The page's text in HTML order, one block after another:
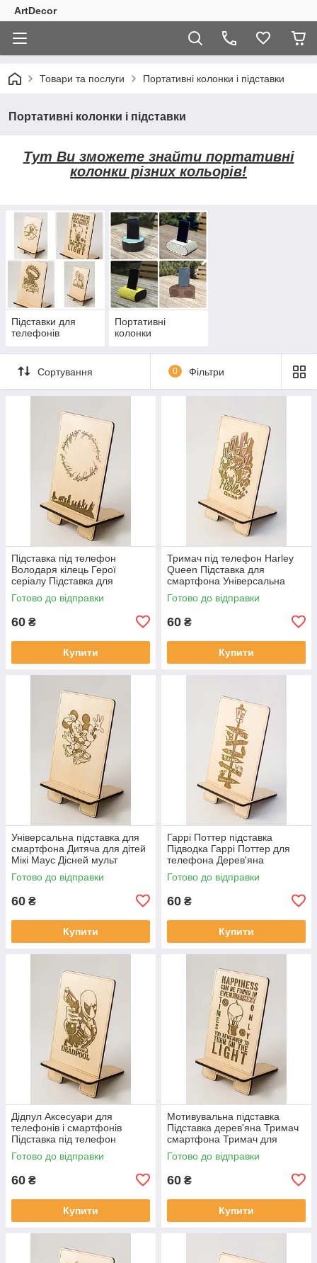
ArtDecor
Товари та послуги Портативні колонки і підставки
Портативні колонки і підставки
Тут Ви зможете знайти портативні
колонки різних кольорів!
Підставки для
телефонів
Портативні
колонки
Сортування 0 Фільтри
Підставка під телефон
Володаря кілець Герої
серіалу Підставка для
стільникового телефона
Аксесуар для смартфона
Готово до відправки
60 ₴
Купити
Тримач під телефон Harley
Queen Підставка для
смартфона Універсальна
підставка Колір молочна
Висота 11,5 см
Готово до відправки
60 ₴
Купити
Універсальна підставка для
смартфона Дитяча для дітей
Мікі Маус Дісней мульт
Тримач для телефона 11,5
см
Готово до відправки
60 ₴
Купити
Гаррі Поттер підставка
Підводка Гаррі Поттер для
телефона Дерев'яна
підставка під телефон
Тримач для дітей
Готово до відправки
60 ₴
Купити
Дідпул Аксесуари для
телефонів і смартфонів
Підставка під телефон
Супергерої марвел Marvel
Comics пид айфон
Готово до відправки
60 ₴
Купити
Мотивувальна підставка
Підставка дерев'яна Тримач
смартфона Тримач для
телефона Універсальна
підставка
Готово до відправки
60 ₴
Купити